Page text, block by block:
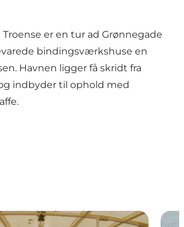
er en tur ad Grønnegade
bindingsværkshuse en
Havnen ligger få skridt fra
indbyder til ophold med